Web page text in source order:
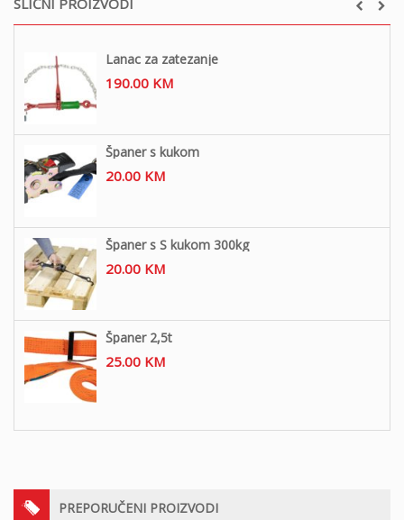
Lanac za zatezanje
190.00 KM
Španer s kukom
20.00 KM
Španer s S kukom 300kg
20.00 KM
Španer 2,5t
25.00 KM
PREPORUČENI PROIZVODI